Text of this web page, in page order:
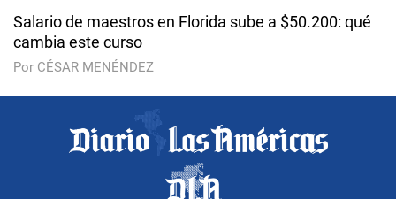
Salario de maestros en Florida sube a $50.200: qué
cambia este curso
Por CÉSAR MENÉNDEZ